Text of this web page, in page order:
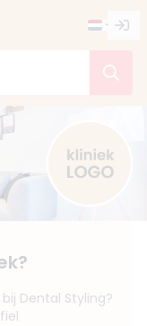
Dental Styling?